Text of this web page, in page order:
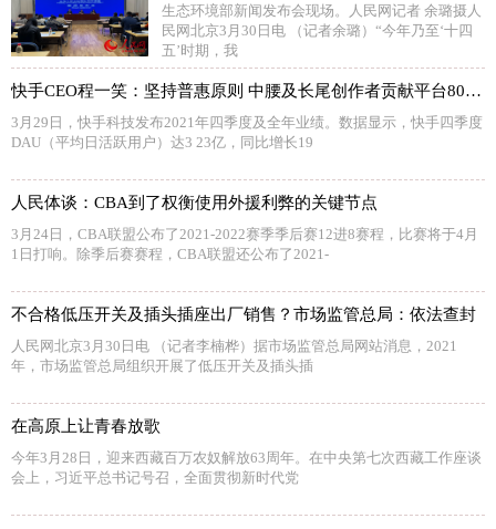
生态环境部新闻发布会现场。人民网记者 余璐摄人
民网北京3月30日电 （记者余璐）“今年乃至‘十四
五’时期，我
快手CEO程一笑：坚持普惠原则 中腰及长尾创作者贡献平台80%以上视频播放
3月29日，快手科技发布2021年四季度及全年业绩。数据显示，快手四季度
DAU（平均日活跃用户）达3 23亿，同比增长19
人民体谈：CBA到了权衡使用外援利弊的关键节点
3月24日，CBA联盟公布了2021-2022赛季季后赛12进8赛程，比赛将于4月
1日打响。除季后赛赛程，CBA联盟还公布了2021-
不合格低压开关及插头插座出厂销售？市场监管总局：依法查封
人民网北京3月30日电 （记者李楠桦）据市场监管总局网站消息，2021
年，市场监管总局组织开展了低压开关及插头插
在高原上让青春放歌
今年3月28日，迎来西藏百万农奴解放63周年。在中央第七次西藏工作座谈
会上，习近平总书记号召，全面贯彻新时代党